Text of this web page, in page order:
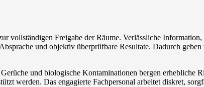
Freigabe der Räume. Verlässliche
und objektiv überprüfbare Resultate. Dadurch
und biologische Kontaminationen bergen erhebliche
werden. Das engagierte Fachpersonal arbeitet diskret,